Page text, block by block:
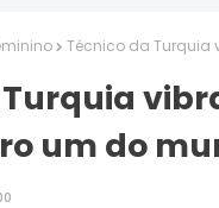
Técnico da Turquia
um do